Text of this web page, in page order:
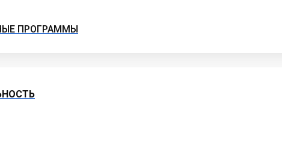
ПРОГРАММЫ